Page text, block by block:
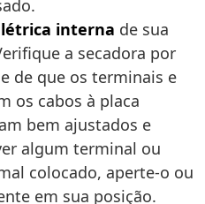
interna de sua
a secadora por
de que os terminais e
os cabos à placa
bem ajustados e
algum terminal ou
colocado, aperte-o ou
em sua posição.